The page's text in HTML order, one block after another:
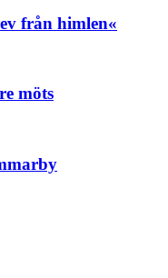
från himlen«
möts